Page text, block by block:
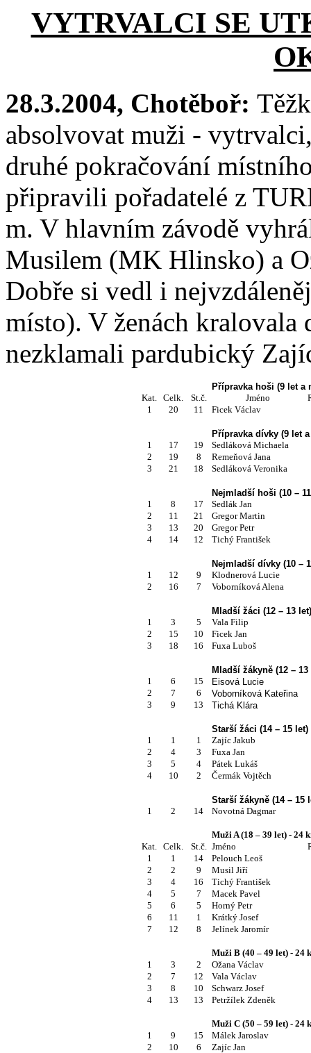
VYTRVALCI SE
28.3.2004, Chotěboř:
absolvovat muži -
druhé pokračování
připravili pořadatelé z
m. V hlavním závodě
Musilem (MK Hlinsko) a
Dobře si vedl i
místo). V ženách kralovala
nezklamali pardubický
Přípravka hoši (9 let a
Kat.
Celk. St.č. Jméno
1
20 11 Ficek Václav
Přípravka dívky (9 let
1
17 19
Sedláková Michaela
2
19 8
Remeňová Jana
3
21 18 Sedláková Veronika
Nejmladší hoši (10 –
1
8 17
Sedlák Jan
2
11 21
Gregor Martin
3
13 20
Gregor Petr
4
14 12 Tichý František
Nejmladší dívky (10 –
1
12 9
Klodnerová Lucie
2
16 7 Voborníková Alena
Mladší žáci (12 – 13
1
3 5
Vala Filip
2
15 10
Ficek Jan
3
18 16 Fuxa Luboš
Mladší žákyně (12 –
1
6 15
Eisová Lucie
2
7 6
Voborníková Kateřina
3
9 13 Tichá Klára
Starší žáci (14 – 15 let)
1
1 1
Zajíc Jakub
2
4 3
Fuxa Jan
3
5 4
Pátek Lukáš
4
10 2 Čermák Vojtěch
Starší žákyně (14 – 15
1
2 14 Novotná Dagmar
Muži A (18 – 39 let) - 24
Kat.
Celk. St.č. Jméno
1
1 14
Pelouch Leoš
2
2 9
Musil Jiří
3
4 16
Tichý František
4
5 7
Macek Pavel
5
6 5
Horný Petr
6
11 1
Krátký Josef
7
12 8 Jelínek Jaromír
Muži B (40 – 49 let) - 24
1
3 2
Ožana Václav
2
7 12
Vala Václav
3
8 10
Schwarz Josef
4
13 13 Petržílek Zdeněk
Muži C (50 – 59 let) - 24
1
9 15
Málek Jaroslav
2
10 6 Zajíc Jan